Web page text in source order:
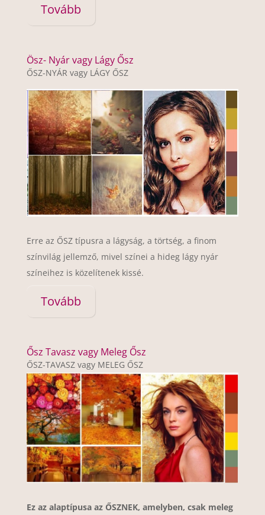
Tovább
Ösz- Nyár vagy Lágy Ősz
ŐSZ-NYÁR vagy LÁGY ŐSZ
Erre az ŐSZ típusra a lágyság, a törtség, a finom
színvilág jellemző, mivel színei a hideg lágy nyár
színeihez is közelítenek kissé.
Tovább
Ősz Tavasz vagy Meleg Ősz
ŐSZ-TAVASZ vagy MELEG ŐSZ
Ez az alaptípusa az ŐSZNEK, amelyben, csak meleg